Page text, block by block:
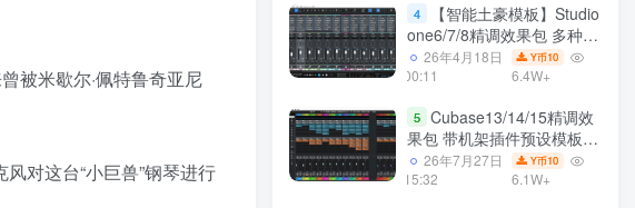
被米歇尔·佩特鲁奇亚尼
对这台“小巨兽”钢琴进行
4
【智能土豪模板】Studio
one6/7/8精调效果包 多种效
果模式可选 声卡调试好预设
带插件全套文件
26年4月18日
00:11
Y币10
6.4W+
5 Cubase13/14/15精调效
果包 带机架插件预设模板
声卡调试好效果工程文件
26年7月27日
15:32
Y币10
6.1W+